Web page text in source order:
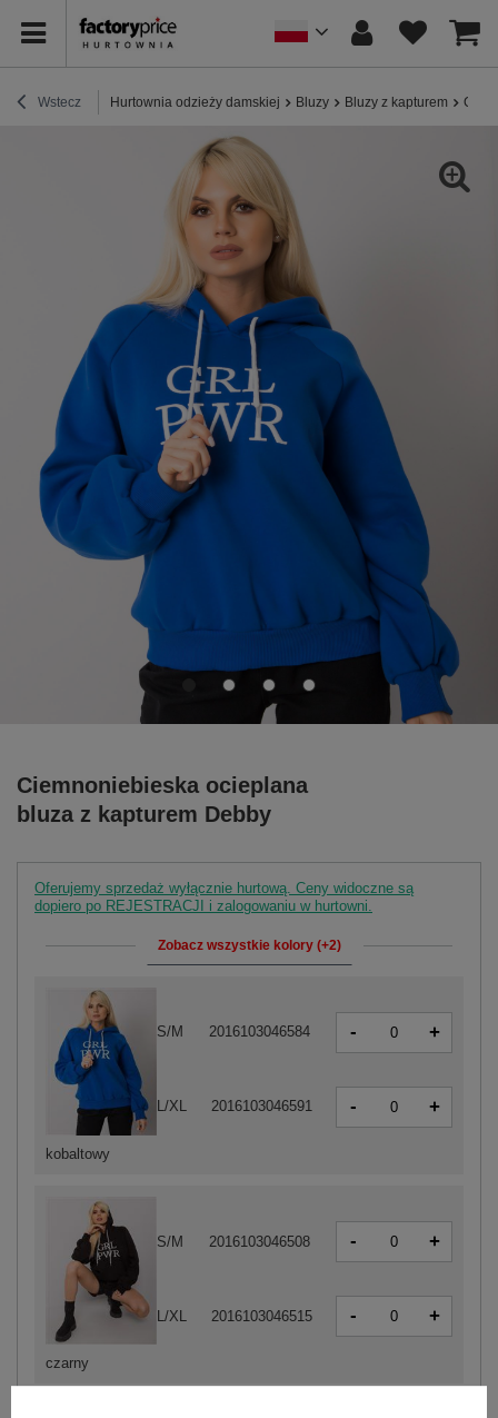
Wstecz Hurtownia odzieży damskiej Bluzy Bluzy z kapturem
Ciemnoniebieska ocieplana
bluza z kapturem Debby
Oferujemy sprzedaż wyłącznie hurtową. Ceny widoczne są
dopiero po REJESTRACJI i zalogowaniu w hurtowni.
Zobacz wszystkie kolory (+2)
czarny
S/M 2016103046508 - +
L/XL 2016103046515 - +
kobaltowy
S/M 2016103046584 - +
L/XL 2016103046591 - +